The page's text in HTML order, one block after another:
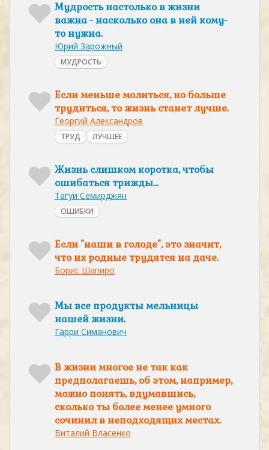
Мудрость настолько в жизни
важна - насколько она в ней кому-
то нужна.
Юрий Зарожный
МУДРОСТЬ
Если меньше молиться, но больше
трудиться, то жизнь станет лучше.
Георгий Александров
ТРУД ЛУЧШЕЕ
Жизнь слишком коротка, чтобы
ошибаться трижды...
Тагуи Семирджян
ОШИБКИ
Если "наши в голоде", это значит,
что их родные трудятся на даче.
Борис Шапиро
Мы все продукты мельницы
нашей жизни.
Гарри Симанович
В жизни многое не так как
предполагаешь, об этом, например,
можно понять, вдумавшись,
сколько ты более менее умного
сочинил в неподходящих местах.
Виталий Власенко